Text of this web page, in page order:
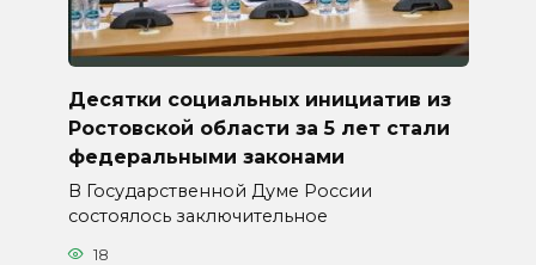
Десятки социальных инициатив из
Ростовской области за 5 лет стали
федеральными законами
В Государственной Думе России
состоялось заключительное
18